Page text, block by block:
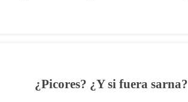
¿Picores? ¿Y si fuera sarna?